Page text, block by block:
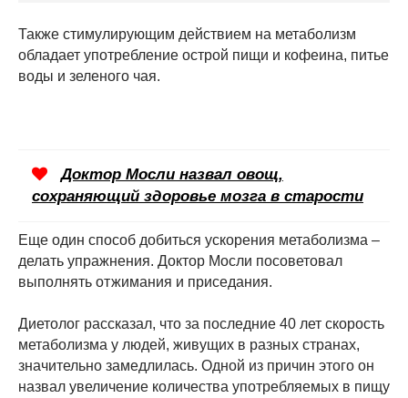
Также стимулирующим действием на метаболизм
обладает употребление острой пищи и кофеина, питье
воды и зеленого чая.
Доктор Мосли назвал овощ,
сохраняющий здоровье мозга в старости
Еще один способ добиться ускорения метаболизма –
делать упражнения. Доктор Мосли посоветовал
выполнять отжимания и приседания.
Диетолог рассказал, что за последние 40 лет скорость
метаболизма у людей, живущих в разных странах,
значительно замедлилась. Одной из причин этого он
назвал увеличение количества употребляемых в пищу